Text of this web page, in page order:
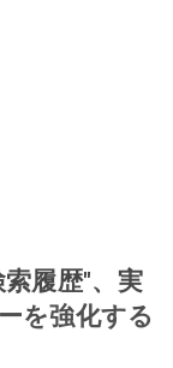
履歴"、実
を強化する